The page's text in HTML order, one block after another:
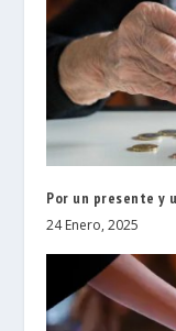
Por un presente y
24 Enero, 2025